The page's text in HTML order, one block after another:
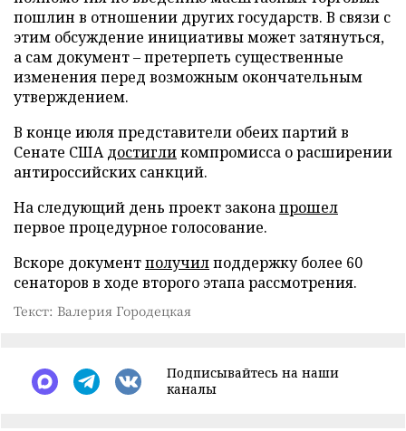
пошлин в отношении других государств. В связи с
этим обсуждение инициативы может затянуться,
а сам документ – претерпеть существенные
изменения перед возможным окончательным
утверждением.
В конце июля представители обеих партий в
Сенате СШАдостигликомпромисса о расширении
антироссийских санкций.
На следующий день проект законапрошел
первое процедурное голосование.
Вскоре документполучилподдержку более 60
сенаторов в ходе второго этапа рассмотрения.
Текст: Валерия Городецкая
Подписывайтесь на наши
каналы